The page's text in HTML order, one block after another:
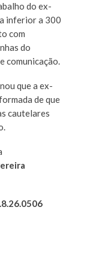
do ex-
inferior a 300
com
do
comunicação.
que a ex-
de que
cautelares